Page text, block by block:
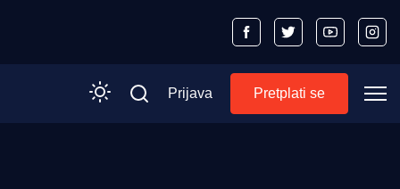
Prijava Pretplati se